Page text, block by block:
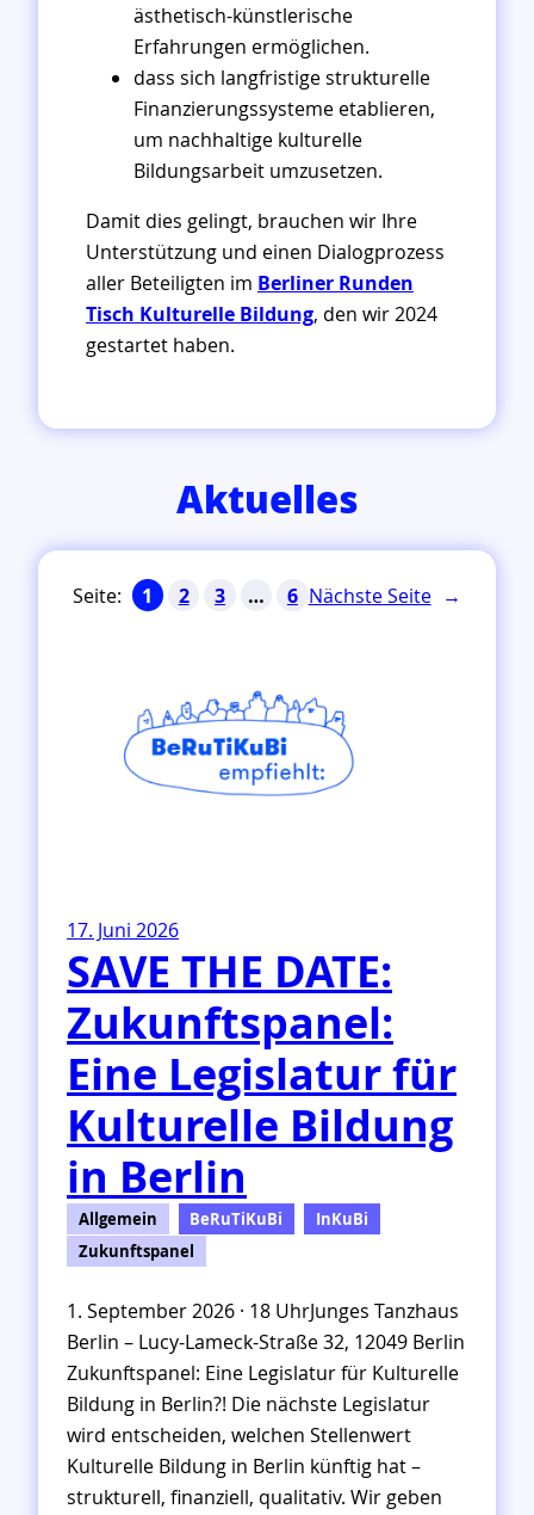
ästhetisch-künstlerische
Erfahrungen ermöglichen.
dass sich langfristige strukturelle
Finanzierungssysteme etablieren,
um nachhaltige kulturelle
Bildungsarbeit umzusetzen.
Damit dies gelingt, brauchen wir Ihre
Unterstützung und einen Dialogprozess
aller Beteiligten im Berliner Runden
Tisch Kulturelle Bildung, den wir 2024
gestartet haben.
Aktuelles
1 2 3 … 6 Nächste Seite →
17. Juni 2026
SAVE THE DATE:
Zukunftspanel:
Eine Legislatur für
Kulturelle Bildung
in Berlin
Allgemein BeRuTiKuBi
InKuBi
Zukunftspanel
1. September 2026 · 18 UhrJunges Tanzhaus
Berlin – Lucy-Lameck-Straße 32, 12049 Berlin
Zukunftspanel: Eine Legislatur für Kulturelle
Bildung in Berlin?! Die nächste Legislatur
wird entscheiden, welchen Stellenwert
Kulturelle Bildung in Berlin künftig hat –
strukturell, finanziell, qualitativ. Wir geben